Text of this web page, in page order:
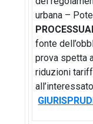
urbana –
fonte
prova spetta
riduzioni